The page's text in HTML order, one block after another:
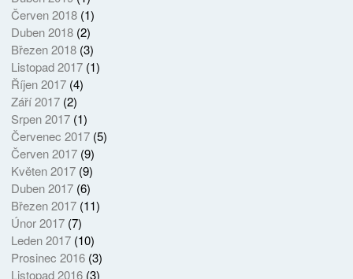
Červen 2018(1)
Duben 2018(2)
Březen 2018(3)
Listopad 2017(1)
Říjen 2017(4)
Září 2017(2)
Srpen 2017(1)
Červenec 2017(5)
Červen 2017(9)
Květen 2017(9)
Duben 2017(6)
Březen 2017(11)
Únor 2017(7)
Leden 2017(10)
Prosinec 2016(3)
Listopad 2016(3)